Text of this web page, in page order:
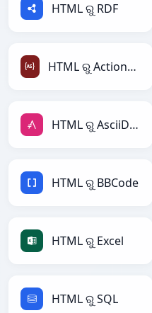
HTML ରୁ RDF
HTML ରୁ ActionScript
HTML ରୁ AsciiDoc
HTML ରୁ BBCode
HTML ରୁ Excel
HTML ରୁ SQL